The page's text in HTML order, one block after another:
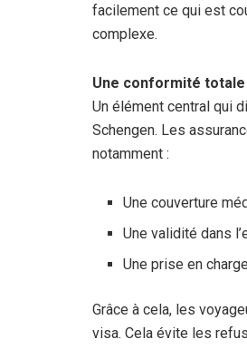
facilement ce qui est
complexe.
Une conformité
Un élément central qui
Schengen. Les
notamment :
Une couverture
Une validité dans
Une prise en
Grâce à cela, les
visa. Cela évite les